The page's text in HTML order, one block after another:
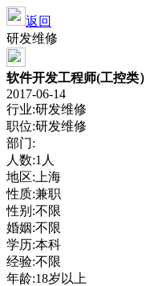
返回
研发维修
软件开发工程师(工控类）
2017-06-14
行业:研发维修
职位:研发维修
部门:
人数:1人
地区:上海
性质:兼职
性别:不限
婚姻:不限
学历:本科
经验:不限
年龄:18岁以上